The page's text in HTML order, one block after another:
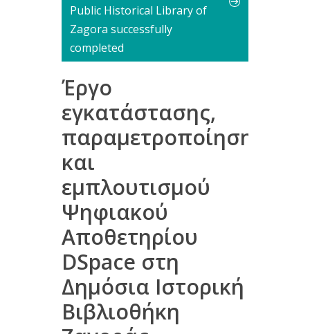
Public Historical Library of
Zagora successfully
completed
Έργο
εγκατάστασης,
παραμετροποίησης
και
εμπλουτισμού
Ψηφιακού
Αποθετηρίου
DSpace στη
Δημόσια Ιστορική
Βιβλιοθήκη